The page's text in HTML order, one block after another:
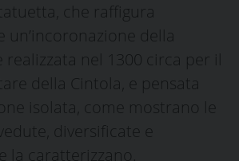
che raffigura
della
realizzata nel 1300 circa per il
della Cintola, e pensata
isolata, come mostrano le
diversificate e
la caratterizzano.